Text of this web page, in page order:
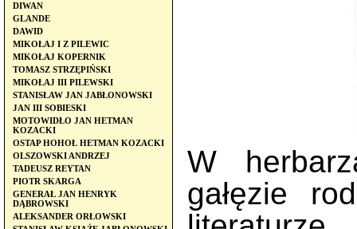
DIWAN
GLANDE
DAWID
MIKOŁAJ I Z PILEWIC
MIKOŁAJ KOPERNIK
TOMASZ STRZĘPIŃSKI
MIKOŁAJ III PILEWSKI
STANISŁAW JAN JABŁONOWSKI
JAN III SOBIESKI
MOTOWIDŁO JAN HETMAN
KOZACKI
OSTAP HOHOŁ HETMAN KOZACKI
OLSZOWSKI ANDRZEJ
TADEUSZ REYTAN
PIOTR SKARGA
GENERAŁ JAN HENRYK
DĄBROWSKI
ALEKSANDER ORŁOWSKI
W
gałęzie